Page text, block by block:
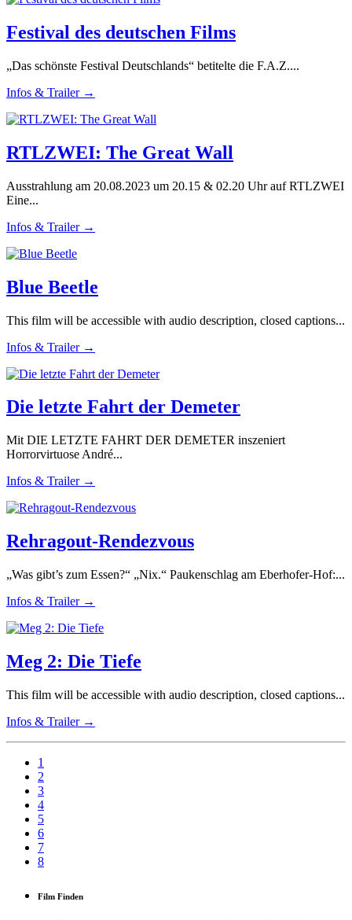
Festival des deutschen Films
„Das schönste Festival Deutschlands“ betitelte die F.A.Z....
Infos & Trailer →
RTLZWEI: The Great Wall
Ausstrahlung am 20.08.2023 um 20.15 & 02.20 Uhr auf RTLZWEI
Eine...
Infos & Trailer →
Blue Beetle
This film will be accessible with audio description, closed captions...
Infos & Trailer →
Die letzte Fahrt der Demeter
Mit DIE LETZTE FAHRT DER DEMETER inszeniert
Horrorvirtuose André...
Infos & Trailer →
Rehragout-Rendezvous
„Was gibt’s zum Essen?“ „Nix.“ Paukenschlag am Eberhofer-Hof:...
Infos & Trailer →
Meg 2: Die Tiefe
This film will be accessible with audio description, closed captions...
Infos & Trailer →
1
2
3
4
5
6
7
8
Film Finden